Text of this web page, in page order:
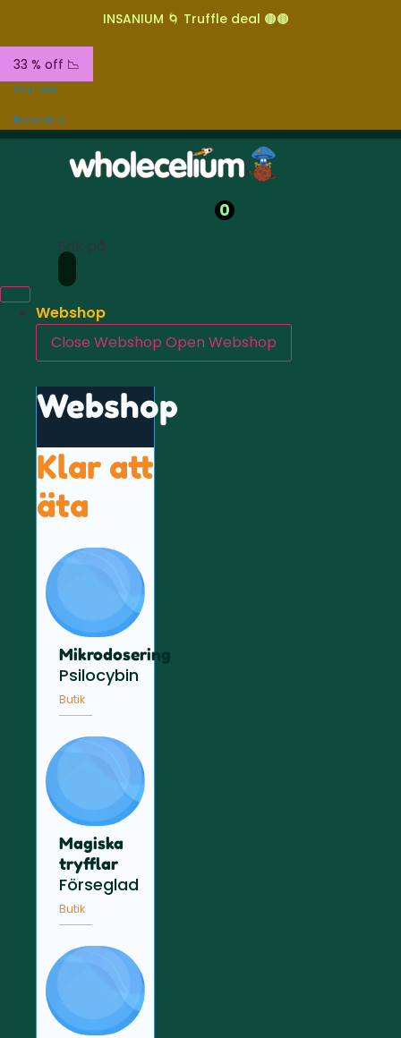
INSANIUM 🌀 Truffle deal 🟤🟤
33 % off 📉
Om oss
Kontakta
0
Sök på
Webshop
Close Webshop Open Webshop
Webshop
Klar att
äta
Mikrodosering
Psilocybin
Butik
Magiska
tryfflar
Förseglad
Butik